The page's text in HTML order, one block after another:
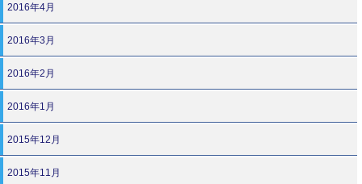
2016年4月
2016年3月
2016年2月
2016年1月
2015年12月
2015年11月